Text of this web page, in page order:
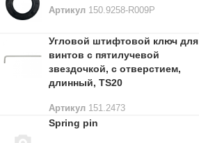
Артикул 150.9258-R009P
Угловой штифтовой ключ для
винтов с пятилучевой
звездочкой, с отверстием,
длинный, TS20
Артикул 151.2473
Spring pin